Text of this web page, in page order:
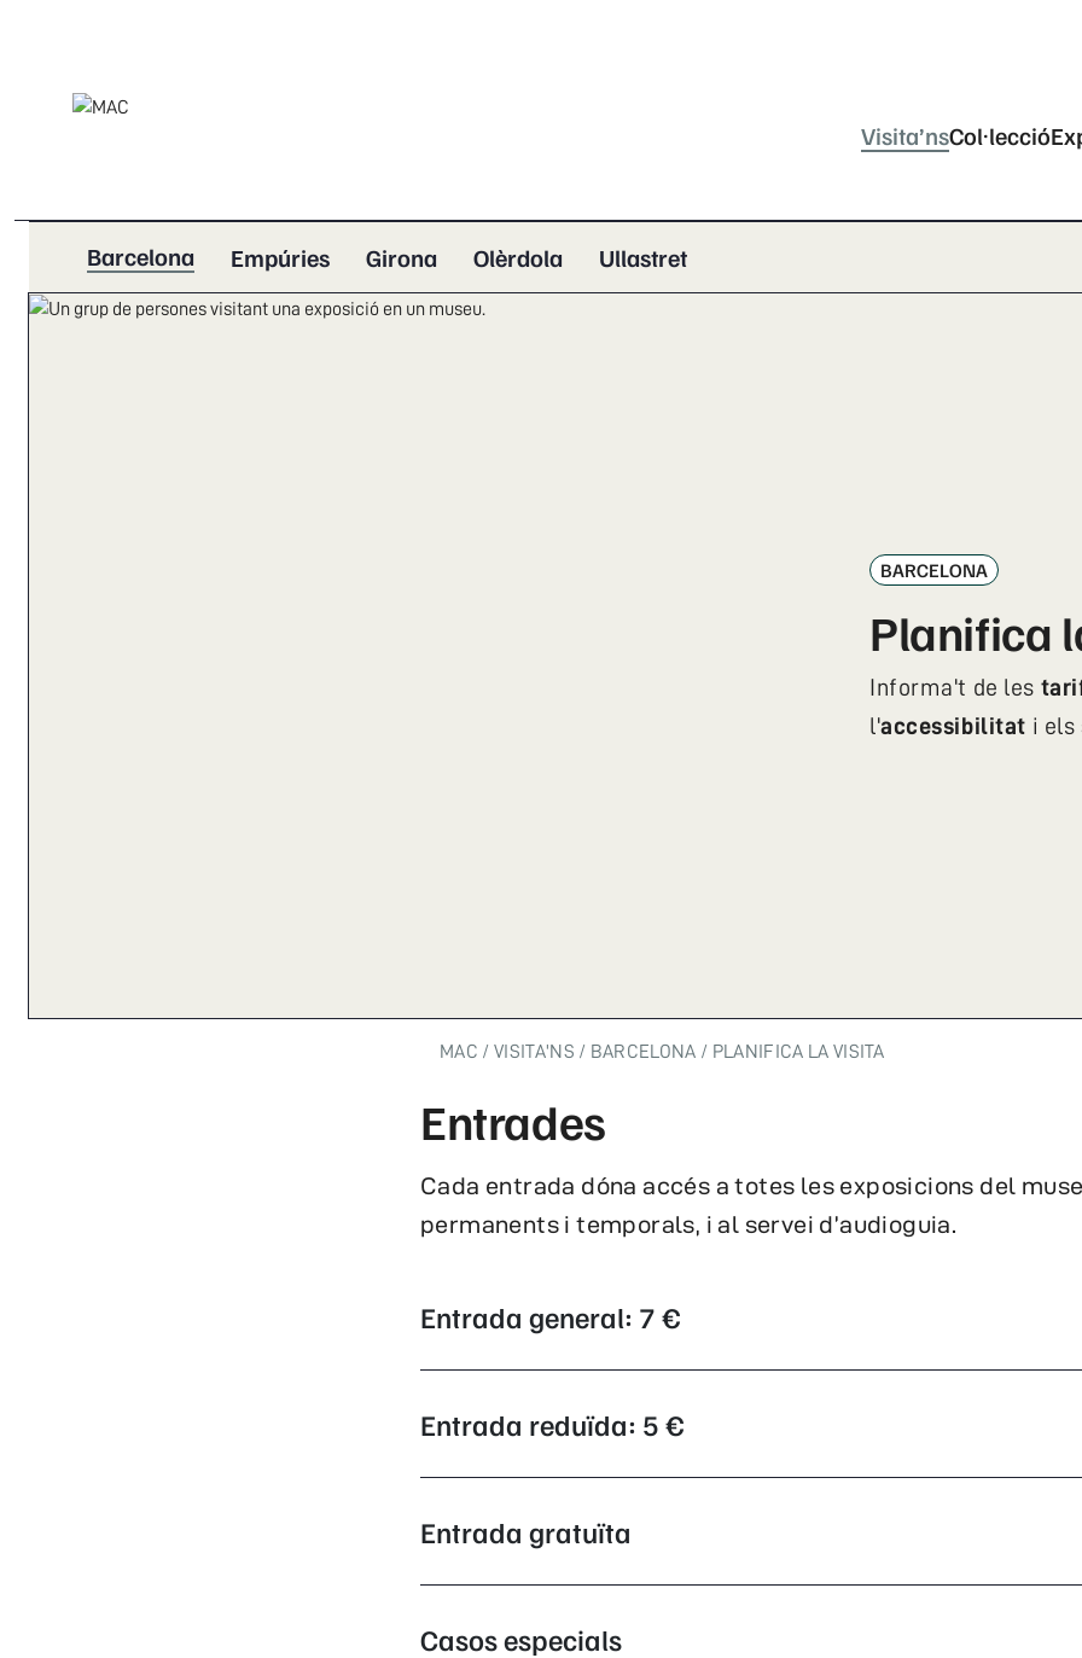
Visita’nsCol·lecció
Barcelona Empúries Girona Olèrdola Ullastret
BARCELONA
Planifica
Informa't de les
l'accessibilitat i els
MAC VISITA'NS BARCELONA PLANIFICA LA VISITA
Entrades
Cada entrada dóna accés a totes les exposicions del
permanents i temporals, i al servei d’audioguia.
Entrada general: 7 €
Entrada reduïda: 5 €
Entrada gratuïta
Casos especials